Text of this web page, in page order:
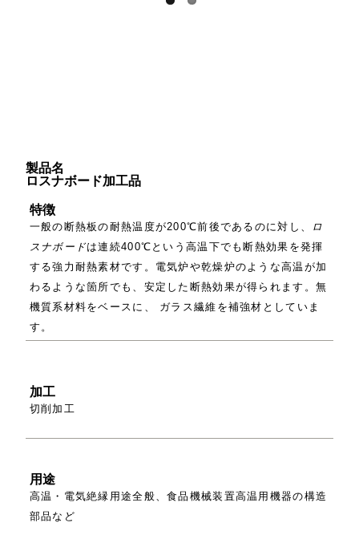
製品名
ロスナボード加工品
特徴
一般の断熱板の耐熱温度が200℃前後であるのに対し、
ロ
スナボードは連続400℃という高温下でも断熱効果を発揮
する強力耐熱素材です。電気炉や乾燥炉のような高温が加
わるような箇所でも、安定した断熱効果が得られます。無
機質系材料をベースに、 ガラス繊維を補強材としていま
す。
加工
切削加工
用途
高温・電気絶縁用途全般、食品機械装置高温用機器の構造
部品など